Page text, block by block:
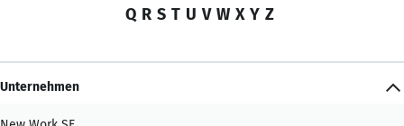
Q R S T U V W X Y Z
Unternehmen